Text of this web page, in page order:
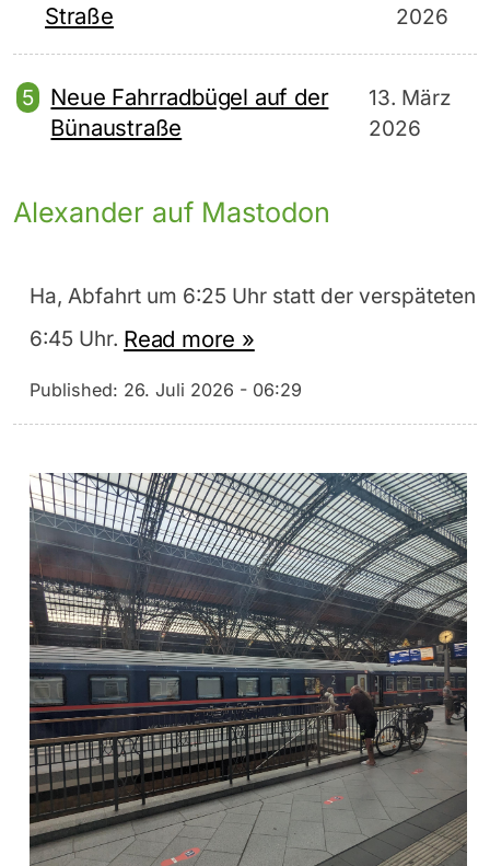
Straße 2026
Neue Fahrradbügel auf der
Bünaustraße
13. März
2026
Alexander auf Mastodon
Ha, Abfahrt um 6:25 Uhr statt der verspäteten
6:45 Uhr. Read more »
Published: 26. Juli 2026 - 06:29